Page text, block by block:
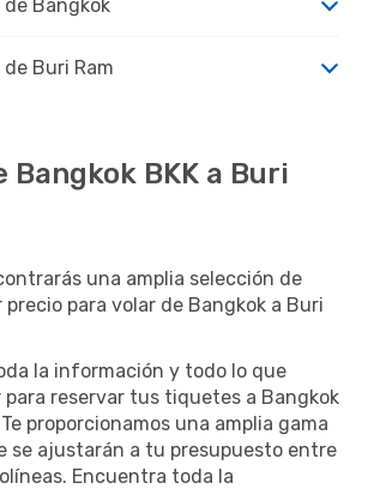
Bangkok
Buri Ram
Bangkok BKK a Buri
una amplia selección de
para volar de Bangkok a Buri
la información y todo lo que
para reservar tus tiquetes a Bangkok
proporcionamos una amplia gama
se ajustarán a tu presupuesto entre
Encuentra toda la